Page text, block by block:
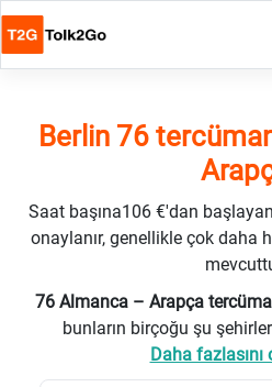
Berlin 76
Saat başına106 €'dan
onaylanır, genellikle çok daha
76 Almanca – Arapça
bunların birçoğu şu
Daha fazlasını